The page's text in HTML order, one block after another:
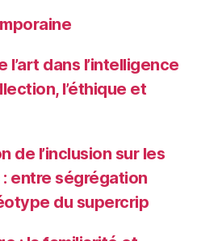
l’art dans l’intelligence
l’éthique et
de l’inclusion sur les
entre ségrégation
du supercrip